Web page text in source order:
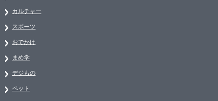
カルチャー
スポーツ
おでかけ
まめ学
デジもの
ペット